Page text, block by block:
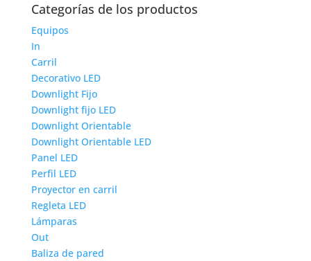
Categorías de los productos
Equipos
In
Carril
Decorativo LED
Downlight Fijo
Downlight fijo LED
Downlight Orientable
Downlight Orientable LED
Panel LED
Perfil LED
Proyector en carril
Regleta LED
Lámparas
Out
Baliza de pared